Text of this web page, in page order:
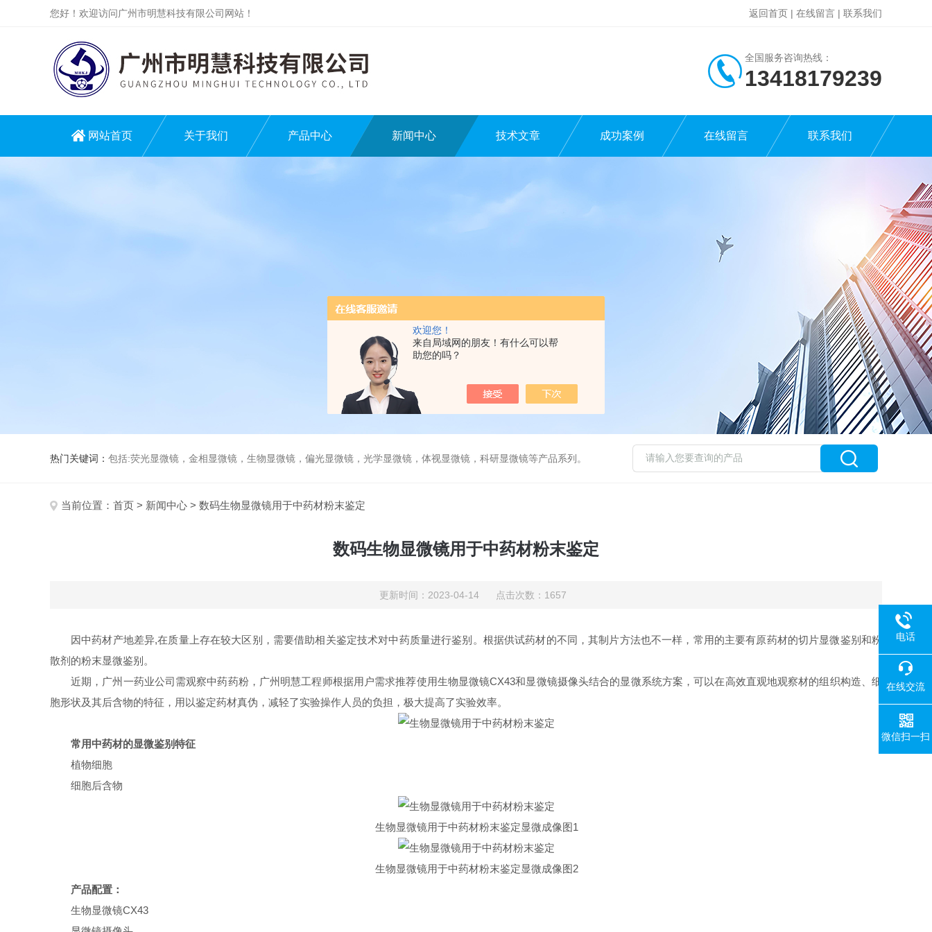
欢迎您！
来自局域网的朋友！有什么可以帮
助您的吗？
您好！欢迎访问广州市明慧科技有限公司网站！ 返回首页 | 在线留言 | 联系我们
全国服务咨询热线：
13418179239
网站首页 关于我们 产品中心 新闻中心 技术文章 成功案例 在线留言 联系我们
热门关键词： 包括:荧光显微镜，金相显微镜，生物显微镜，偏光显微镜，光学显微镜，体视显微镜，科研显微镜等产品系列。
当前位置： 首页 > 新闻中心 > 数码生物显微镜用于中药材粉末鉴定
数码生物显微镜用于中药材粉末鉴定
更新时间：2023-04-14 点击次数：1657
因中药材产地差异,在质量上存在较大区别，需要借助相关鉴定技术对中药质量进行鉴别。根据供试药材的不同，其制片方法也不一样，常用的主要有原药材的切片显微鉴别和粉
散剂的粉末显微鉴别。
近期，广州一药业公司需观察中药药粉，广州明慧工程师根据用户需求推荐使用生物显微镜CX43和显微镜摄像头结合的显微系统方案，可以在高效直观地观察材的组织构造、细
胞形状及其后含物的特征，用以鉴定药材真伪，减轻了实验操作人员的负担，极大提高了实验效率。
常用中药材的显微鉴别特征
植物细胞
细胞后含物
生物显微镜用于中药材粉末鉴定显微成像图1
生物显微镜用于中药材粉末鉴定显微成像图2
产品配置：
生物显微镜CX43
电话
在线交流
微信扫一扫